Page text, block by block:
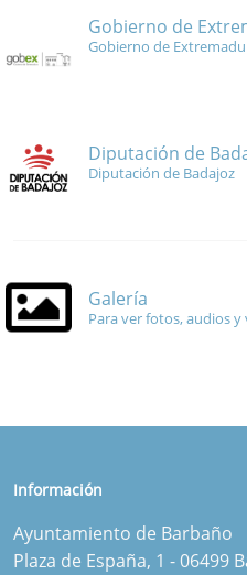
Gobierno de
Gobierno de
Diputación de
Diputación de Badajoz
Galería
Para ver fotos, audios y
Información
Ayuntamiento de Barbaño
Plaza de España, 1 - 06499